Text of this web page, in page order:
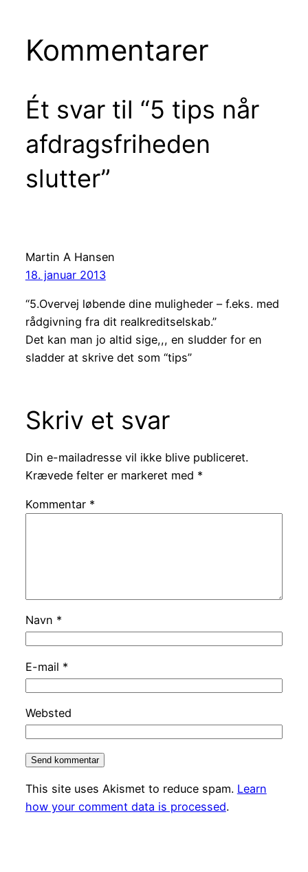
Kommentarer
Ét svar til “5 tips når
afdragsfriheden
slutter”
Martin A Hansen
18. januar 2013
“5.Overvej løbende dine muligheder – f.eks. med
rådgivning fra dit realkreditselskab.”
Det kan man jo altid sige,,, en sludder for en
sladder at skrive det som “tips”
Skriv et svar
Din e-mailadresse vil ikke blive publiceret.
Krævede felter er markeret med *
Kommentar *
Navn *
E-mail *
Websted
This site uses Akismet to reduce spam. Learn
how your comment data is processed.